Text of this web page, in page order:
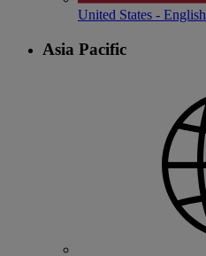
United States - English
Asia Pacific